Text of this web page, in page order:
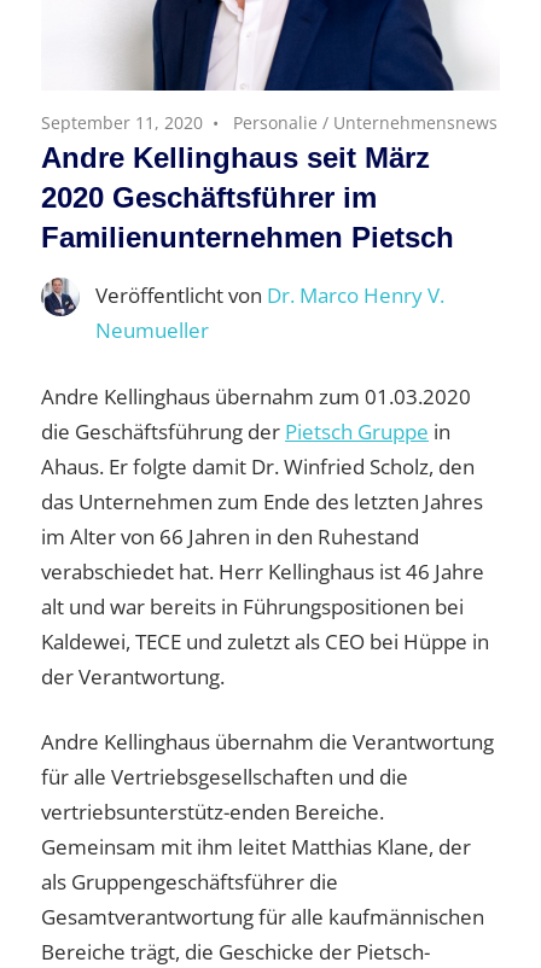
September 11, 2020 Personalie / Unternehmensnews
Andre Kellinghaus seit März
2020 Geschäftsführer im
Familienunternehmen Pietsch
Veröffentlicht von Dr. Marco Henry V.
Neumueller
Andre Kellinghaus übernahm zum 01.03.2020
die Geschäftsführung der Pietsch Gruppe in
Ahaus. Er folgte damit Dr. Winfried Scholz, den
das Unternehmen zum Ende des letzten Jahres
im Alter von 66 Jahren in den Ruhestand
verabschiedet hat. Herr Kellinghaus ist 46 Jahre
alt und war bereits in Führungspositionen bei
Kaldewei, TECE und zuletzt als CEO bei Hüppe in
der Verantwortung.
Andre Kellinghaus übernahm die Verantwortung
für alle Vertriebsgesellschaften und die
vertriebsunterstütz-enden Bereiche.
Gemeinsam mit ihm leitet Matthias Klane, der
als Gruppengeschäftsführer die
Gesamtverantwortung für alle kaufmännischen
Bereiche trägt, die Geschicke der Pietsch-